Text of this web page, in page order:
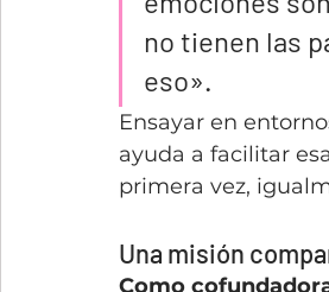
no tienen las
eso».
Ensayar en
ayuda a facilitar
primera vez,
Una misión
Como